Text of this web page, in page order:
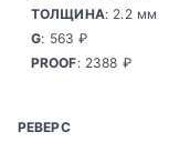
ТОЛЩИНА: 2.2 мм
G: 563 ₽
PROOF: 2388 ₽
РЕВЕРС